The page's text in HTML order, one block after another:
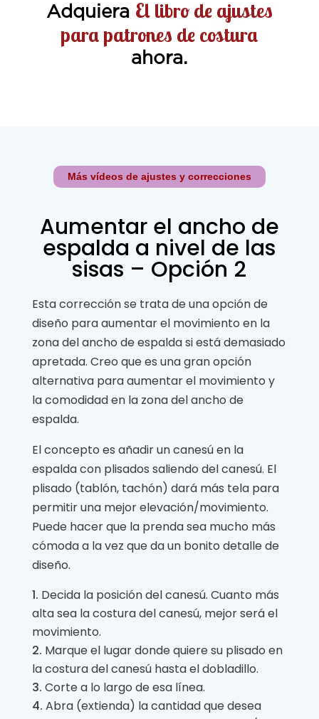
Adquiera El libro de ajustes
para patrones de costura
ahora.
Más vídeos de ajustes y correcciones
Aumentar el ancho de
espalda a nivel de las
sisas – Opción 2
Esta corrección se trata de una opción de
diseño para aumentar el movimiento en la
zona del ancho de espalda si está demasiado
apretada. Creo que es una gran opción
alternativa para aumentar el movimiento y
la comodidad en la zona del ancho de
espalda.
El concepto es añadir un canesú en la
espalda con plisados saliendo del canesú. El
plisado (tablón, tachón) dará más tela para
permitir una mejor elevación/movimiento.
Puede hacer que la prenda sea mucho más
cómoda a la vez que da un bonito detalle de
diseño.
Decida la posición del canesú. Cuanto más
alta sea la costura del canesú, mejor será el
movimiento.
Marque el lugar donde quiere su plisado en
la costura del canesú hasta el dobladillo.
Corte a lo largo de esa línea.
Abra (extienda) la cantidad que desea